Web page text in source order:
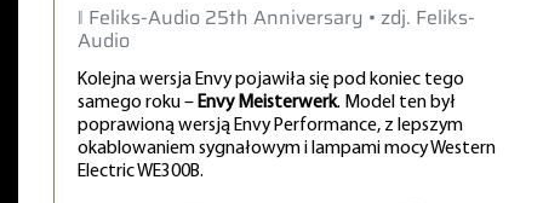
‖ Feliks-Audio 25th Anniversary • zdj. Feliks-
Audio
Kolejna wersja Envy pojawiła się pod koniec tego
samego roku – Envy Meisterwerk. Model ten był
poprawioną wersją Envy Performance, z lepszym
okablowaniem sygnałowym i lampami mocy Western
Electric WE300B.